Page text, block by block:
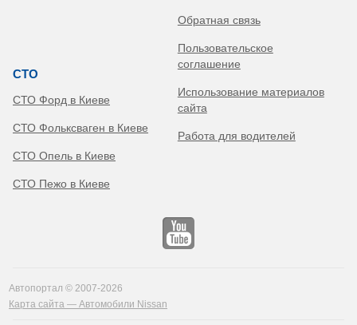
СТО
СТО Форд в Киеве
СТО Фольксваген в Киеве
СТО Опель в Киеве
СТО Пежо в Киеве
Обратная связь
Пользовательское
соглашение
Использование материалов
сайта
Работа для водителей
Автопортал © 2007-2026
Карта сайта — Автомобили Nissan